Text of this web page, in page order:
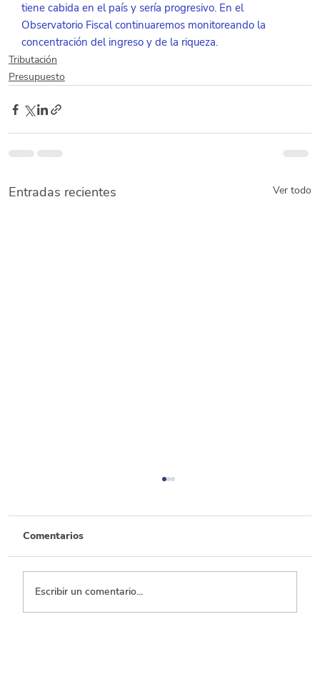
tiene cabida en el país y sería progresivo. En el
Observatorio Fiscal continuaremos monitoreando la
concentración del ingreso y de la riqueza.
Tributación
Presupuesto
Entradas recientes Ver todo
Comentarios
Escribir un comentario...